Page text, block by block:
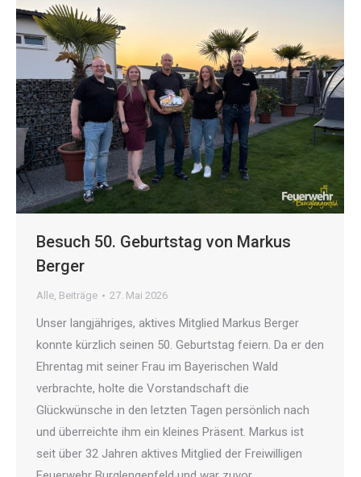
Besuch 50. Geburtstag von Markus
Berger
Alle, Beiträge 27. Mai 2026
Unser langjähriges, aktives Mitglied Markus Berger
konnte kürzlich seinen 50. Geburtstag feiern. Da er den
Ehrentag mit seiner Frau im Bayerischen Wald
verbrachte, holte die Vorstandschaft die
Glückwünsche in den letzten Tagen persönlich nach
und überreichte ihm ein kleines Präsent. Markus ist
seit über 32 Jahren aktives Mitglied der Freiwilligen